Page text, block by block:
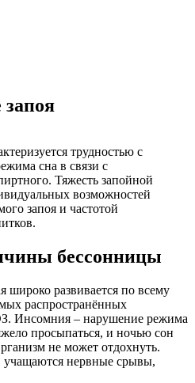
запоя
трудностью с
сна в связи с
Тяжесть запойной
возможностей
запоя и частотой
бессонницы
широко развивается по всему
распространённых
Инсомния – нарушение режима
просыпаться, и ночью сон
не может отдохнуть.
нервные срывы,